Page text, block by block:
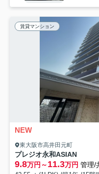
賃貸マンション
NEW
東大阪市高井田元町
プレジオ永和ASIAN
9.8万円～11.3万円 管理/